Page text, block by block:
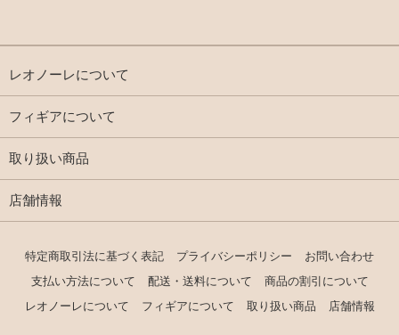
レオノーレについて
フィギアについて
取り扱い商品
店舗情報
特定商取引法に基づく表記 プライバシーポリシー
お問い合わせ
支払い方法について
配送・送料について
商品の割引について
レオノーレについて
フィギアについて 取り扱い商品 店舗情報